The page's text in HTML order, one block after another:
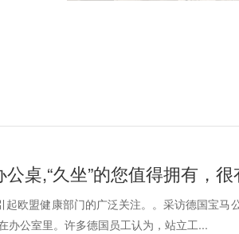
桌,“久坐”的您值得拥有，很
起欧盟健康部门的广泛关注。。采访德国宝马
办公室里。许多德国员工认为，站立工...